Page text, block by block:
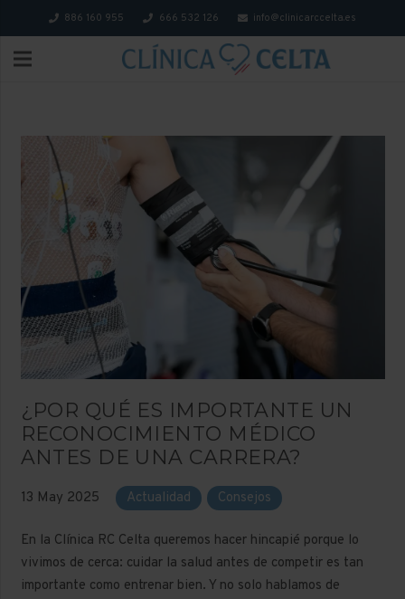
886 160 955 666 532 126 info@clinicarccelta.es
¿POR QUÉ ES IMPORTANTE UN
RECONOCIMIENTO MÉDICO
ANTES DE UNA CARRERA?
13 May 2025 Actualidad Consejos
En la Clínica RC Celta queremos hacer hincapié porque lo
vivimos de cerca: cuidar la salud antes de competir es tan
importante como entrenar bien. Y no solo hablamos de